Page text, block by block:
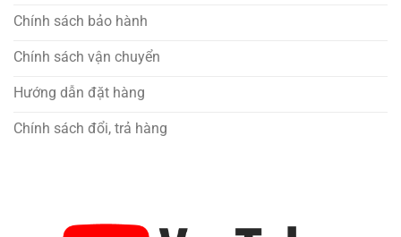
Chính sách bảo hành
Chính sách vận chuyển
Hướng dẫn đặt hàng
Chính sách đổi, trả hàng